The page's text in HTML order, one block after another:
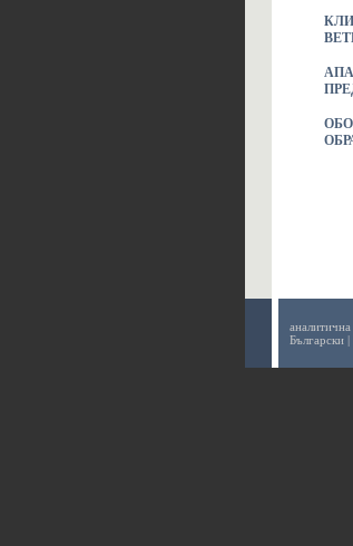
аналитична
Български |